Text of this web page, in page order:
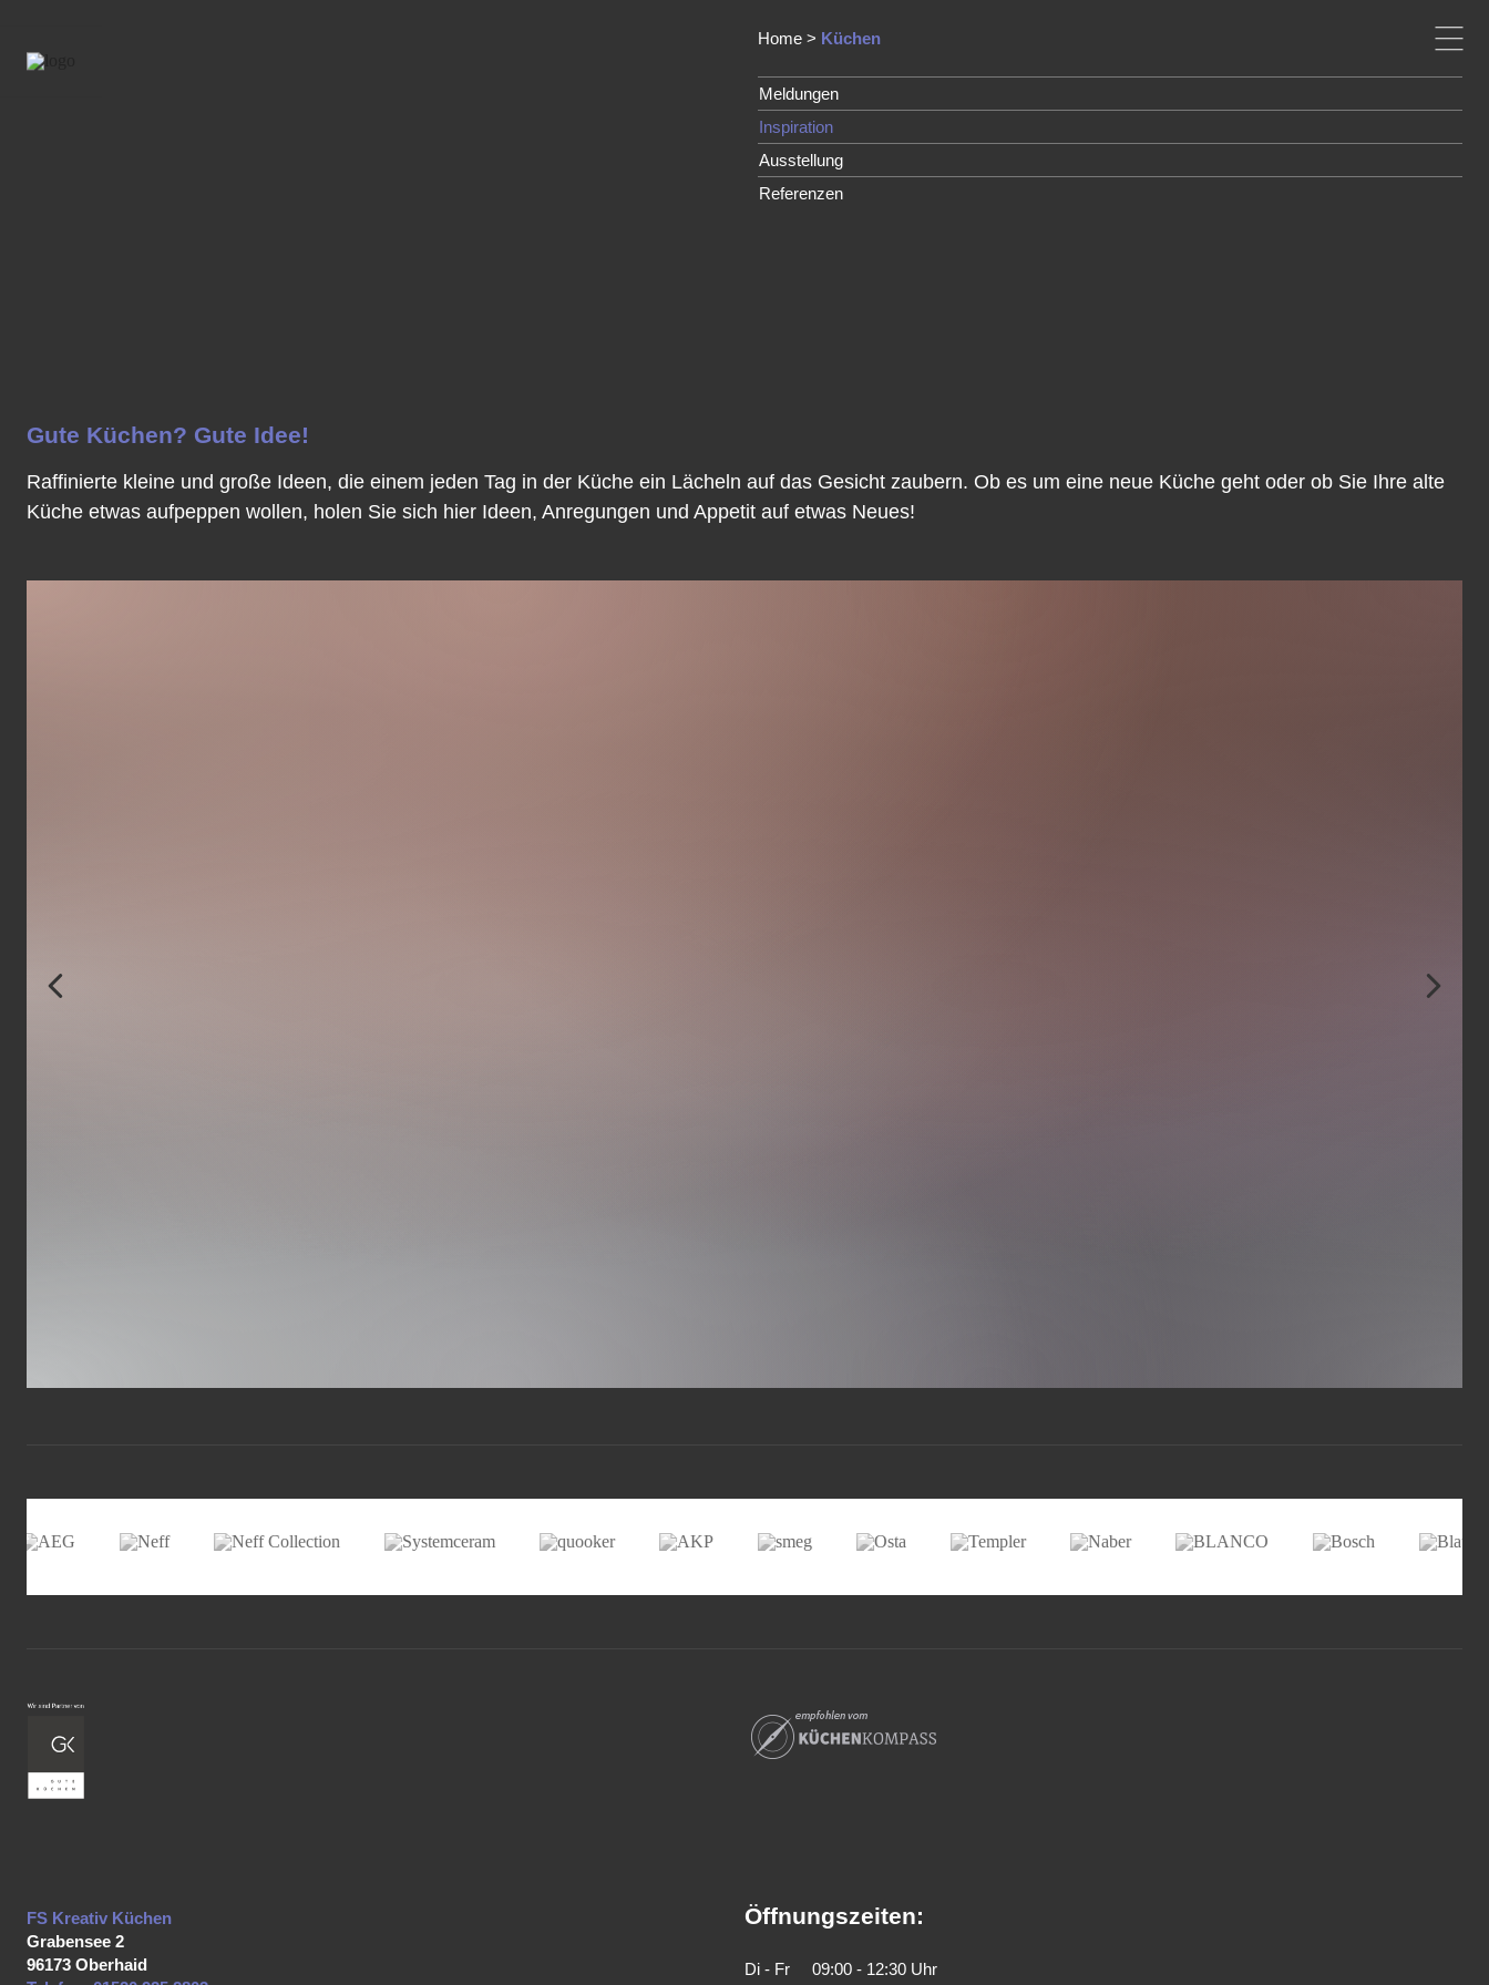
Home > Küchen
Meldungen
Inspiration
Ausstellung
Referenzen
Gute Küchen? Gute Idee!
Raffinierte kleine und große Ideen, die einem jeden Tag in der Küche ein Lächeln auf das Gesicht zaubern. Ob es um eine neue Küche geht oder ob Sie Ihre alte
Küche etwas aufpeppen wollen, holen Sie sich hier Ideen, Anregungen und Appetit auf etwas Neues!
FS Kreativ Küchen
Grabensee 2
96173 Oberhaid
Öffnungszeiten:
Di - Fr 09:00 - 12:30 Uhr